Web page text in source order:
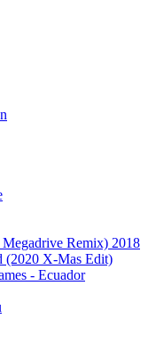
Remix) 2018
(2020 X-Mas Edit)
- Ecuador